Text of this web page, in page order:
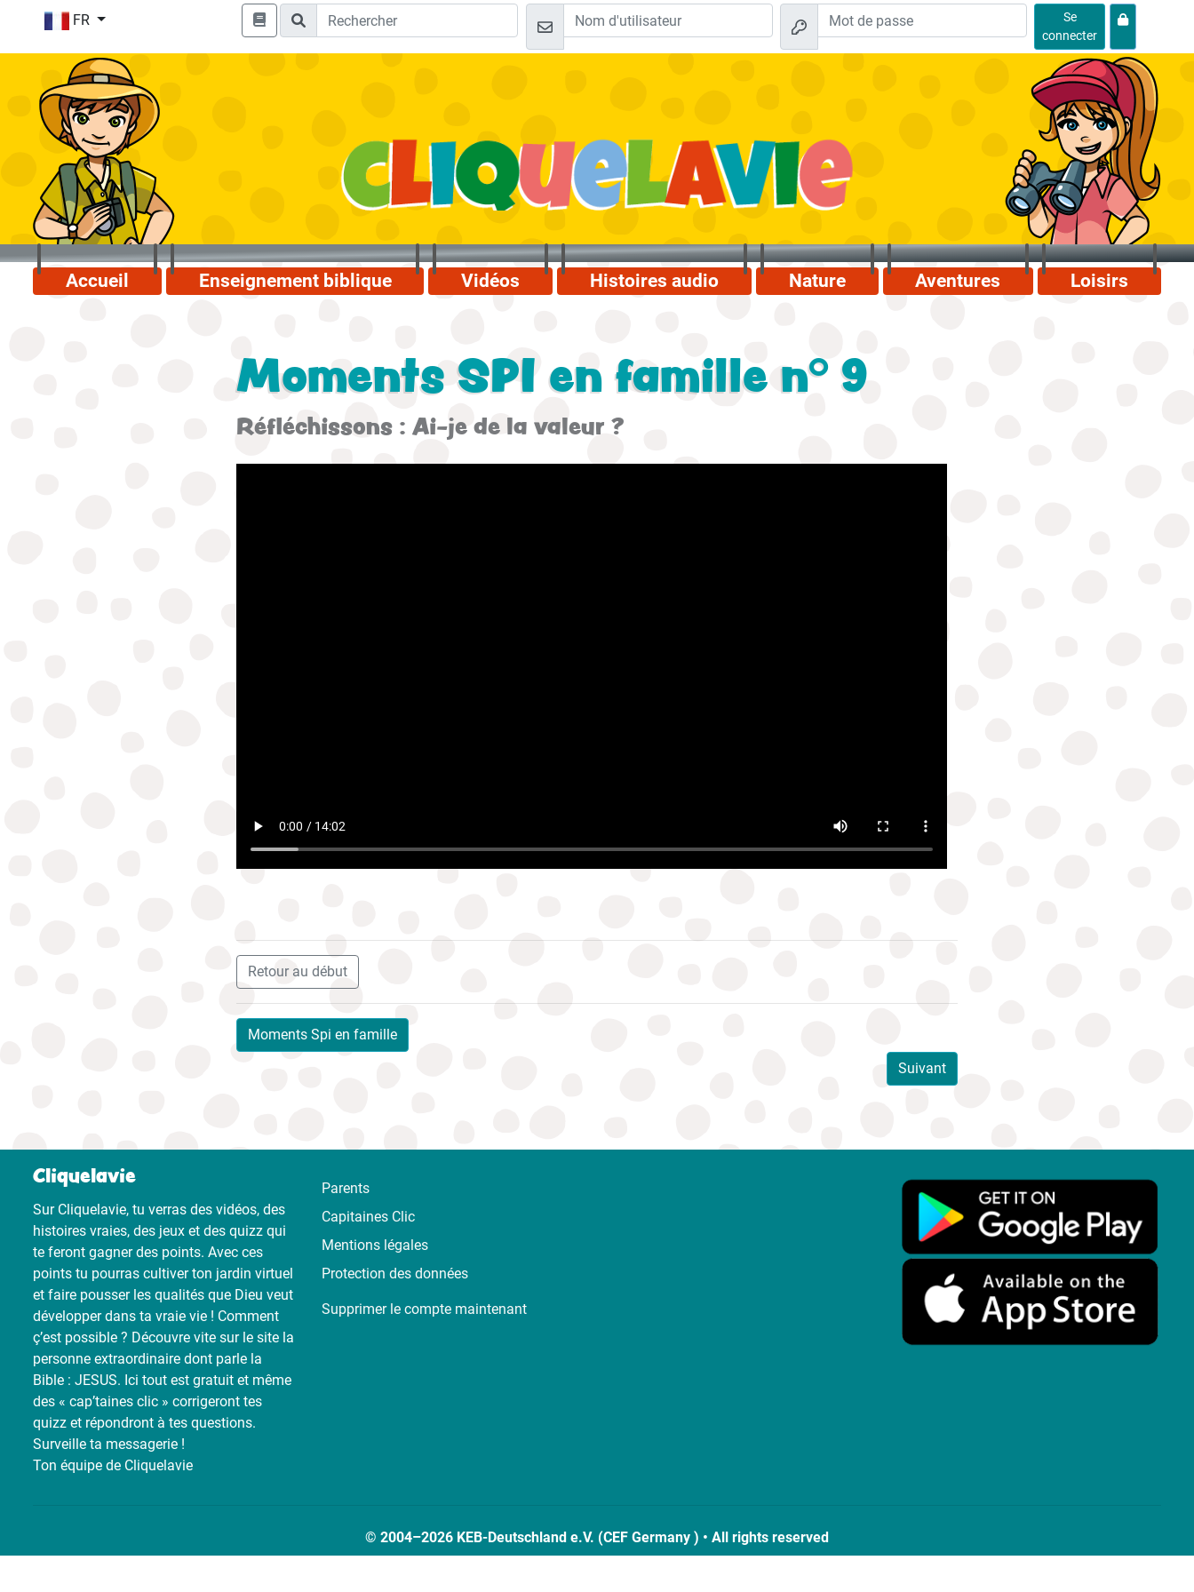
FR
Se
connecter
Accueil Enseignement biblique Vidéos Histoires audio Nature Aventures Loisirs
Moments SPI en famille n° 9
Réfléchissons : Ai-je de la valeur ?
Retour au début
Moments Spi en famille
Suivant
Cliquelavie
Sur Cliquelavie, tu verras des vidéos, des
histoires vraies, des jeux et des quizz qui
te feront gagner des points. Avec ces
points tu pourras cultiver ton jardin virtuel
et faire pousser les qualités que Dieu veut
développer dans ta vraie vie ! Comment
ç’est possible ? Découvre vite sur le site la
personne extraordinaire dont parle la
Bible : JESUS. Ici tout est gratuit et même
des « cap’taines clic » corrigeront tes
quizz et répondront à tes questions.
Surveille ta messagerie !
Ton équipe de Cliquelavie
Parents
Capitaines Clic
Mentions légales
Protection des données
Supprimer le compte maintenant
© 2004–2026 KEB-Deutschland e.V. (CEF Germany ) • All rights reserved